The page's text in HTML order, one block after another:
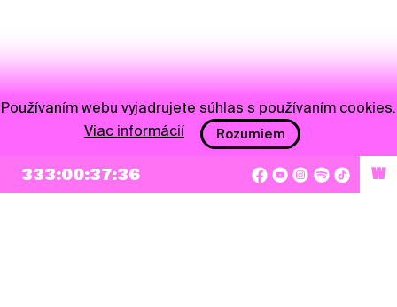
333:00:37:35 W
Používaním webu vyjadrujete súhlas s používaním cookies.
Viac informácií
Rozumiem